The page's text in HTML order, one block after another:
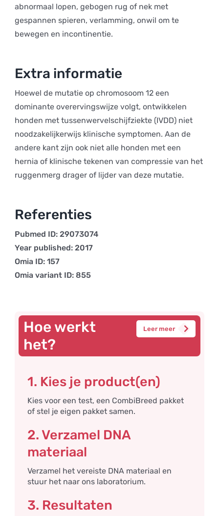
abnormaal lopen, gebogen rug of nek met
gespannen spieren, verlamming, onwil om te
bewegen en incontinentie.
Extra informatie
Hoewel de mutatie op chromosoom 12 een
dominante overervingswijze volgt, ontwikkelen
honden met tussenwervelschijfziekte (IVDD) niet
noodzakelijkerwijs klinische symptomen. Aan de
andere kant zijn ook niet alle honden met een
hernia of klinische tekenen van compressie van het
ruggenmerg drager of lijder van deze mutatie.
Referenties
Pubmed ID: 29073074
Year published: 2017
Omia ID: 157
Omia variant ID: 855
Hoe werkt
het?
Leer meer
1. Kies je product(en)
Kies voor een test, een CombiBreed pakket
of stel je eigen pakket samen.
2. Verzamel DNA
materiaal
Verzamel het vereiste DNA materiaal en
stuur het naar ons laboratorium.
3. Resultaten